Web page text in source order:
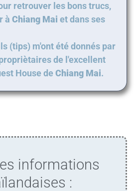
retrouver les bons trucs,
à Chiang Mai et dans ses
(tips) m'ont été donnés par
de l'excellent
House deChiang Mai.
informations
: